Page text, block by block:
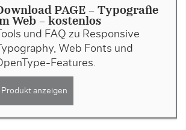
PAGE - Typografie
Web - kostenlos
Tools und FAQ zu Responsive
Typography, Web Fonts und
Features.
Produkt anzeigen